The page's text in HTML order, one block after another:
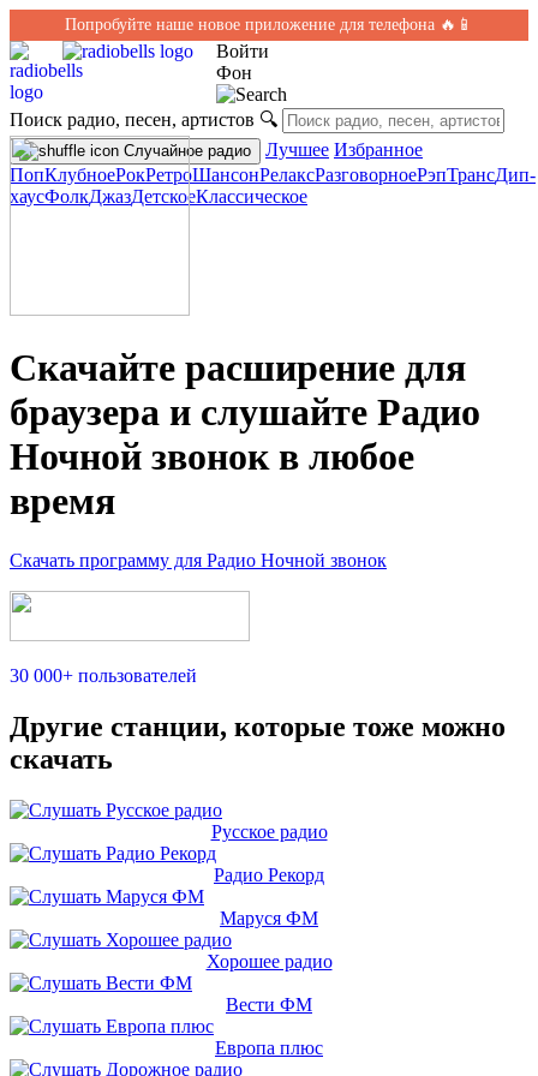
Попробуйте наше новое приложение для телефона 🔥📱
Войти
Фон
Поиск радио, песен, артистов 🔍
Случайное радио Лучшее Избранное
ПопКлубноеРокРетроШансонРелаксРазговорноеРэпТрансДип-
хаусФолкДжазДетскоеКлассическое
Скачайте расширение для
браузера и слушайте Радио
Ночной звонок в любое
время
Скачать программу для Радио Ночной звонок
30 000+ пользователей
Другие станции, которые тоже можно
скачать
Русское радио
Радио Рекорд
Маруся ФМ
Хорошее радио
Вести ФМ
Европа плюс